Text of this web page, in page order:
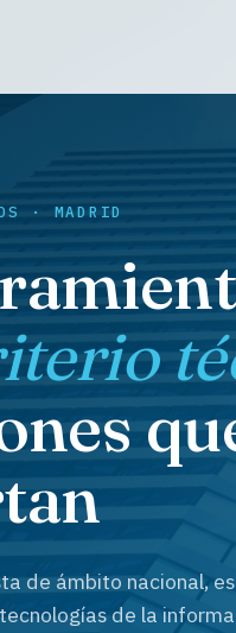
· MADRID
de ámbito nacional,
de la